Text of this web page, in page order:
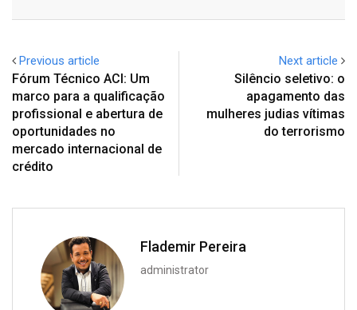
Previous article
Fórum Técnico ACl: Um
marco para a qualificação
profissional e abertura de
oportunidades no
mercado internacional de
crédito
Next article
Silêncio seletivo: o
apagamento das
mulheres judias vítimas
do terrorismo
Flademir Pereira
administrator